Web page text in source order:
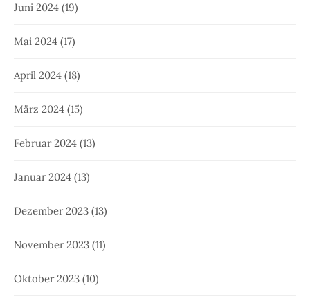
Juni 2024 (19)
Mai 2024 (17)
April 2024 (18)
März 2024 (15)
Februar 2024 (13)
Januar 2024 (13)
Dezember 2023 (13)
November 2023 (11)
Oktober 2023 (10)